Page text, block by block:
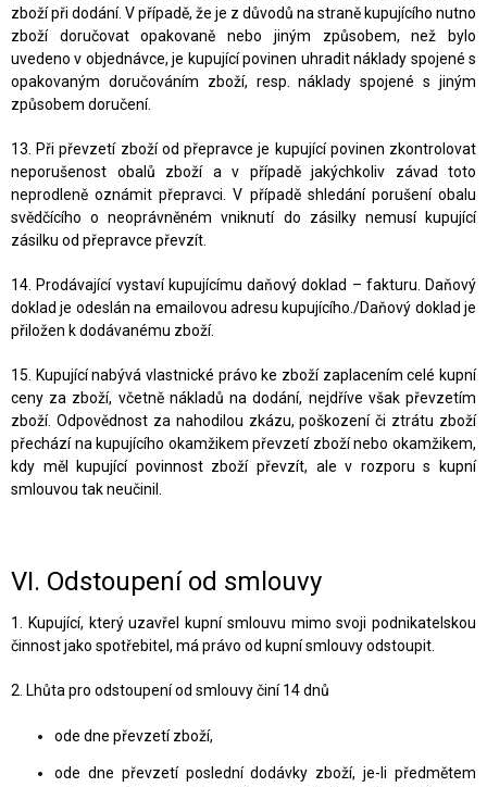
zboží při dodání. V případě, že je z důvodů na straně kupujícího nutno
zboží doručovat opakovaně nebo jiným způsobem, než bylo
uvedeno v objednávce, je kupující povinen uhradit náklady spojené s
opakovaným doručováním zboží, resp. náklady spojené s jiným
způsobem doručení.
13. Při převzetí zboží od přepravce je kupující povinen zkontrolovat
neporušenost obalů zboží a v případě jakýchkoliv závad toto
neprodleně oznámit přepravci. V případě shledání porušení obalu
svědčícího o neoprávněném vniknutí do zásilky nemusí kupující
zásilku od přepravce převzít.
14. Prodávající vystaví kupujícímu daňový doklad – fakturu. Daňový
doklad je odeslán na emailovou adresu kupujícího./Daňový doklad je
přiložen k dodávanému zboží.
15. Kupující nabývá vlastnické právo ke zboží zaplacením celé kupní
ceny za zboží, včetně nákladů na dodání, nejdříve však převzetím
zboží. Odpovědnost za nahodilou zkázu, poškození či ztrátu zboží
přechází na kupujícího okamžikem převzetí zboží nebo okamžikem,
kdy měl kupující povinnost zboží převzít, ale v rozporu s kupní
smlouvou tak neučinil.
VI. Odstoupení od smlouvy
1. Kupující, který uzavřel kupní smlouvu mimo svoji podnikatelskou
činnost jako spotřebitel, má právo od kupní smlouvy odstoupit.
2. Lhůta pro odstoupení od smlouvy činí 14 dnů
ode dne převzetí zboží,
ode dne převzetí poslední dodávky zboží, je-li předmětem